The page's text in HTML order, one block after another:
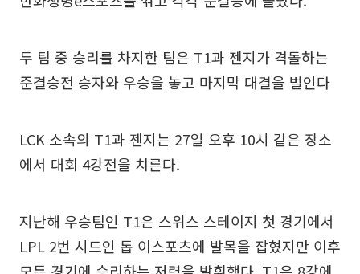
두 팀 중 승리를 차지한 팀은 T1과 젠지가 격돌하는
준결승전 승자와 우승을 놓고 마지막 대결을 벌인다
LCK 소속의 T1과 젠지는 27일 오후 10시 같은 장소
에서 대회 4강전을 치른다.
지난해 우승팀인 T1은 스위스 스테이지 첫 경기에서
LPL 2번 시드인 톱 이스포츠에 발목을 잡혔지만 이후